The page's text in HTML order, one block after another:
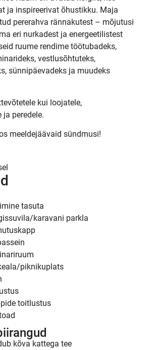
ja inspireerivat õhustikku. Maja
pererahva rännakutest – mõjutusi
eri nurkadest ja energeetilistest
ruume rendime töötubadeks,
vestlusõhtuteks,
sünnipäevadeks ja muudeks
kui loojatele,
peredele.
meeldejäävaid sündmusi!
tasuta
karavani parkla
piknikuplats
toitlustus
kõva kattega tee